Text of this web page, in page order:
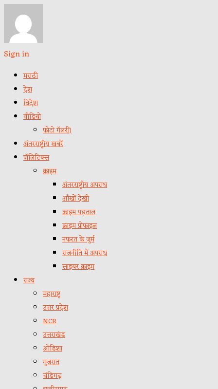
Sign in
मराठी
देश
विदेश
वीडियो
फोटो गॅलरी)
अंतरराष्ट्रीय खबरें
पॉलिटिक्स
क्राइम
अंतरराष्ट्रीय अपराध
आँखों देखी
क्राइम पड़ताल
क्राइम प्रोफाइल
नफरत के जुर्म
राजनीति में अपराध
साइबर क्राइम
राज्य
महाराष्ट्र
उत्तर प्रदेश
NCR
उत्तराखंड
ओडिशा
गुजरात
चंडिगढ़